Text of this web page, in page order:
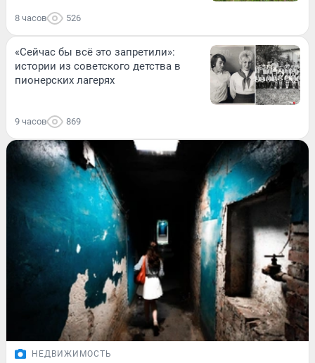
8 часов 526
«Сейчас бы всё это запретили»:
истории из советского детства в
пионерских лагерях
9 часов 869
НЕДВИЖИМОСТЬ